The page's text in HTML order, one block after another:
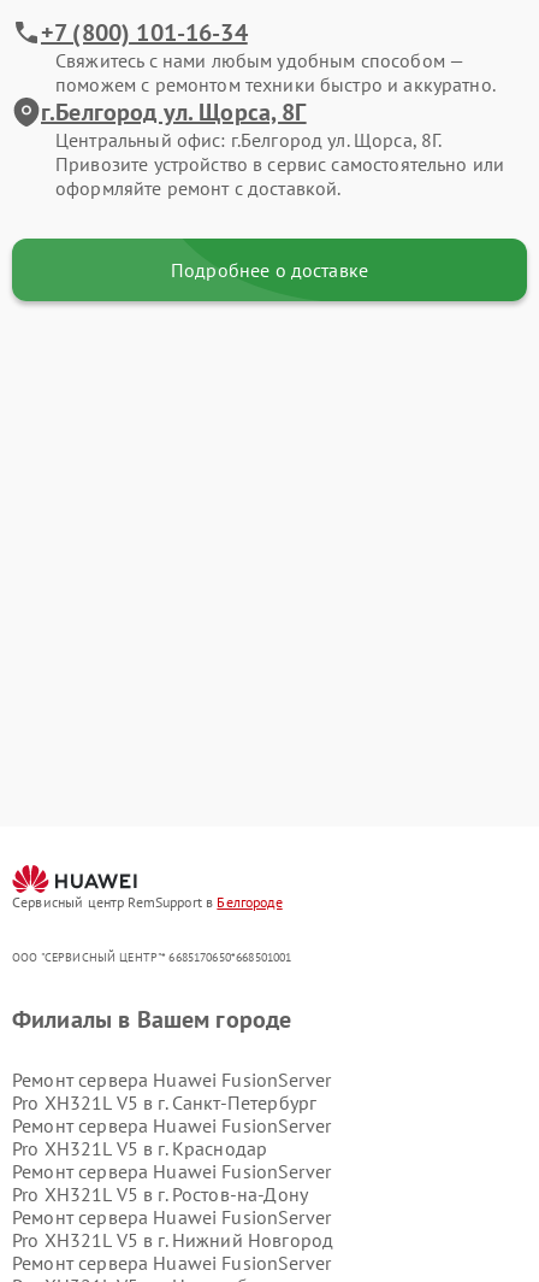
+7 (800) 101-16-34
Свяжитесь с нами любым удобным способом —
поможем с ремонтом техники быстро и аккуратно.
г.Белгород ул. Щорса, 8Г
Центральный офис: г.Белгород ул. Щорса, 8Г.
Привозите устройство в сервис самостоятельно или
оформляйте ремонт с доставкой.
Подробнее о доставке
Сервисный центр RemSupport в Белгороде
ООО "СЕРВИСНЫЙ ЦЕНТР"* 6685170650*668501001
Филиалы в Вашем городе
Ремонт сервера Huawei FusionServer
Pro XH321L V5 в г. Санкт-Петербург
Ремонт сервера Huawei FusionServer
Pro XH321L V5 в г. Краснодар
Ремонт сервера Huawei FusionServer
Pro XH321L V5 в г. Ростов-на-Дону
Ремонт сервера Huawei FusionServer
Pro XH321L V5 в г. Нижний Новгород
Ремонт сервера Huawei FusionServer